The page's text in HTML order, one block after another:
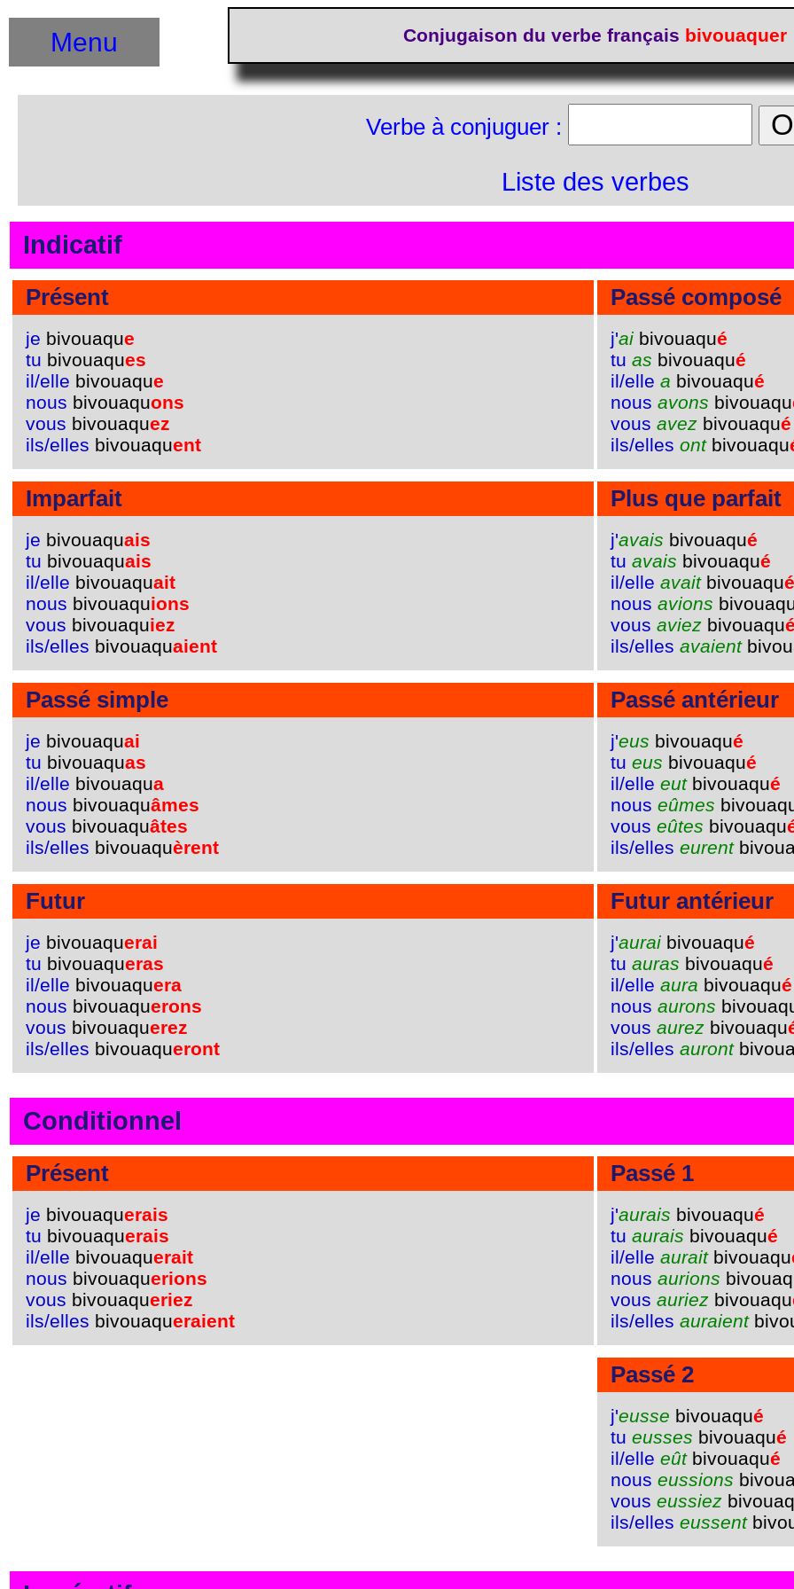
Conjugaison du verbe français bivouaquer
Menu
Verbe à conjuguer :
Liste des verbes
Indicatif
Présent
je bivouaque
tu bivouaques
il/elle bivouaque
nous bivouaquons
vous bivouaquez
ils/elles bivouaquent
Passé composé
j'ai bivouaqué
tu as bivouaqué
il/elle a bivouaqué
nous avons bivouaqu
vous avez bivouaqué
ils/elles ontbivouaqu
Imparfait
je bivouaquais
tu bivouaquais
il/elle bivouaquait
nous bivouaquions
vous bivouaquiez
ils/elles bivouaquaient
Plus que parfait
j'avais bivouaqué
tu avais bivouaqué
il/elle avaitbivouaqué
nous avions
vous aviez bivouaqué
ils/elles avaient
Passé simple
je bivouaquai
tu bivouaquas
il/elle bivouaqua
nous bivouaquâmes
vous bivouaquâtes
ils/elles bivouaquèrent
Passé antérieur
j'eus bivouaqué
tu eus bivouaqué
il/elle eutbivouaqué
nous eûmes
vous eûtes bivouaqu
ils/elles eurent
Futur
je bivouaquerai
tu bivouaqueras
il/elle bivouaquera
nous bivouaquerons
vous bivouaquerez
ils/elles bivouaqueront
Futur antérieur
j'aurai bivouaqué
tu auras bivouaqué
il/elle aura bivouaqué
nous aurons
vous aurez bivouaqu
ils/elles auront
Conditionnel
Présent
je bivouaquerais
tu bivouaquerais
il/elle bivouaquerait
nous bivouaquerions
vous bivouaqueriez
ils/elles bivouaqueraient
Passé 1
j'aurais bivouaqué
tu aurais bivouaqué
il/elle auraitbivouaqu
nous aurions
vous auriez bivouaqu
ils/elles auraient
Passé 2
j'eusse bivouaqué
tu eusses bivouaqué
il/elle eûtbivouaqué
nous eussions
vous eussiez
ils/elles eussent